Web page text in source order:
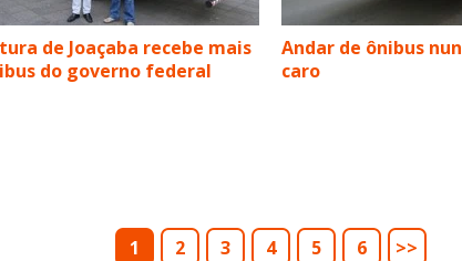
de Joaçaba recebe mais
do governo federal
Andar de ônibus
caro
1 2 3 4 5 6 >>